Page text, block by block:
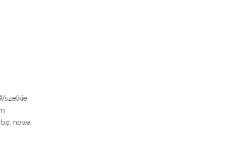
nowa